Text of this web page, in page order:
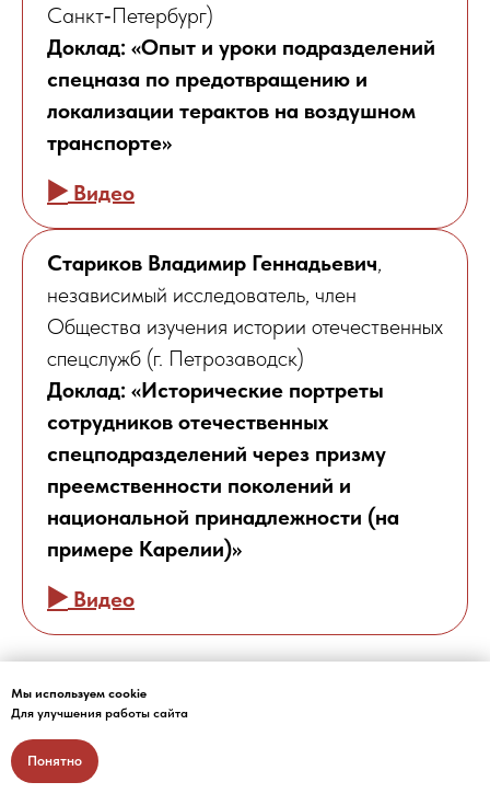
Санкт‑Петербург)
Доклад: «Опыт и уроки подразделений
спецназа по предотвращению и
локализации терактов на воздушном
транспорте»
▶️ Видео
Стариков Владимир Геннадьевич,
независимый исследователь, член
Общества изучения истории отечественных
спецслужб (г. Петрозаводск)
Доклад: «Исторические портреты
сотрудников отечественных
спецподразделений через призму
преемственности поколений и
национальной принадлежности (на
примере Карелии)»
▶️ Видео
Мы используем cookie
Для улучшения работы сайта
Понятно